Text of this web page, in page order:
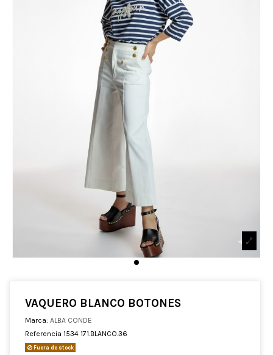
VAQUERO BLANCO BOTONES
Marca: ALBA CONDE
Referencia 1534 171.BLANCO.36
Fuera de stock